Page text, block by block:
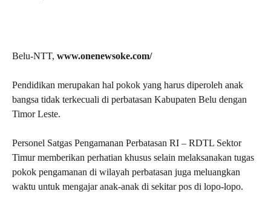
Belu-NTT, www.onenewsoke.com/
Pendidikan merupakan hal pokok yang harus diperoleh anak
bangsa tidak terkecuali di perbatasan Kabupaten Belu dengan
Timor Leste.
Personel Satgas Pengamanan Perbatasan RI – RDTL Sektor
Timur memberikan perhatian khusus selain melaksanakan tugas
pokok pengamanan di wilayah perbatasan juga meluangkan
waktu untuk mengajar anak-anak di sekitar pos di lopo-lopo.